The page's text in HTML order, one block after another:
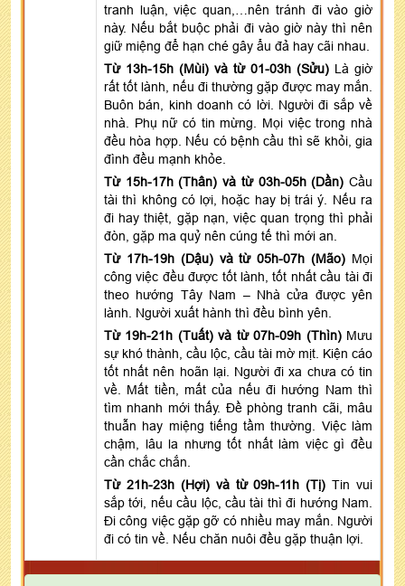
tranh luận, việc quan,…nên tránh đi vào giờ
này. Nếu bắt buộc phải đi vào giờ này thì nên
giữ miệng để hạn ché gây ẩu đả hay cãi nhau.
Từ 13h-15h (Mùi) và từ 01-03h (Sửu) Là giờ
rất tốt lành, nếu đi thường gặp được may mắn.
Buôn bán, kinh doanh có lời. Người đi sắp về
nhà. Phụ nữ có tin mừng. Mọi việc trong nhà
đều hòa hợp. Nếu có bệnh cầu thì sẽ khỏi, gia
đình đều mạnh khỏe.
Từ 15h-17h (Thân) và từ 03h-05h (Dần) Cầu
tài thì không có lợi, hoặc hay bị trái ý. Nếu ra
đi hay thiệt, gặp nạn, việc quan trọng thì phải
đòn, gặp ma quỷ nên cúng tế thì mới an.
Từ 17h-19h (Dậu) và từ 05h-07h (Mão) Mọi
công việc đều được tốt lành, tốt nhất cầu tài đi
theo hướng Tây Nam – Nhà cửa được yên
lành. Người xuất hành thì đều bình yên.
Từ 19h-21h (Tuất) và từ 07h-09h (Thìn) Mưu
sự khó thành, cầu lộc, cầu tài mờ mịt. Kiện cáo
tốt nhất nên hoãn lại. Người đi xa chưa có tin
về. Mất tiền, mất của nếu đi hướng Nam thì
tìm nhanh mới thấy. Đề phòng tranh cãi, mâu
thuẫn hay miệng tiếng tầm thường. Việc làm
chậm, lâu la nhưng tốt nhất làm việc gì đều
cần chắc chắn.
Từ 21h-23h (Hợi) và từ 09h-11h (Tị) Tin vui
sắp tới, nếu cầu lộc, cầu tài thì đi hướng Nam.
Đi công việc gặp gỡ có nhiều may mắn. Người
đi có tin về. Nếu chăn nuôi đều gặp thuận lợi.